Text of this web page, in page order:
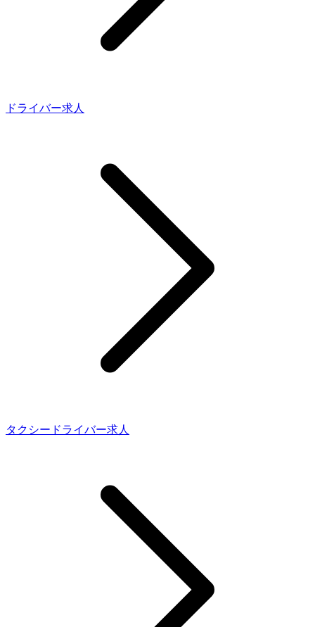
ドライバー求人
タクシードライバー求人